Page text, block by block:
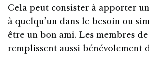
Cela peut consister à apporter
à quelqu’un dans le besoin ou
être un bon ami. Les membres de
remplissent aussi bénévolement